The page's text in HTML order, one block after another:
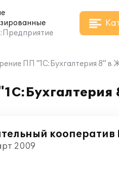
ПП "1С:Бухгалтерия 8"
2009